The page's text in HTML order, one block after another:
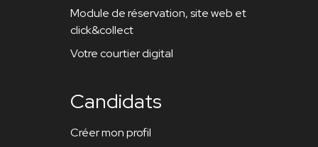
Module de réservation, site web et
click&collect
Votre courtier digital
Candidats
Créer mon profil